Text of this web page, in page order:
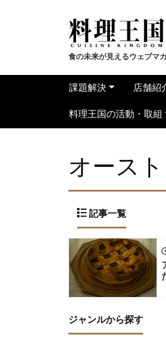
食の未来が見えるウェブマ
課題解決 店舗紹
料理王国の活動・取組
オース
記事一覧
ジャンルから探す